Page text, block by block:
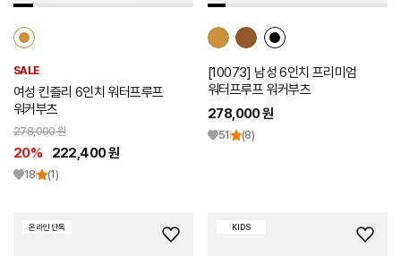
SALE
여성 킨즐리 6인치 워터프루프
워커부츠
278,000 원
20% 222,400 원
18 (1)
[10073] 남성 6인치 프리미엄
워터프루프 워커부츠
278,000 원
51 (8)
위
온라인 단독
위
KIDS